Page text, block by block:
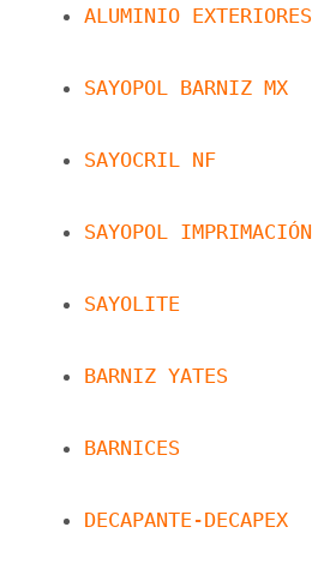
ALUMINIO EXTERIORES
SAYOPOL BARNIZ MX
SAYOCRIL NF
SAYOPOL IMPRIMACIÓN
SAYOLITE
BARNIZ YATES
BARNICES
DECAPANTE-DECAPEX